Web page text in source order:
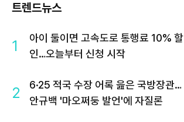
트렌드뉴스
1
아이 둘이면 고속도로 통행료 10% 할
인…오늘부터 신청 시작
2
6·25 적국 수장 어록 읊은 국방장관…
안규백 '마오쩌둥 발언'에 자질론